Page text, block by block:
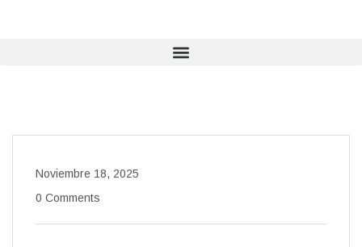
Noviembre 18, 2025
0 Comments